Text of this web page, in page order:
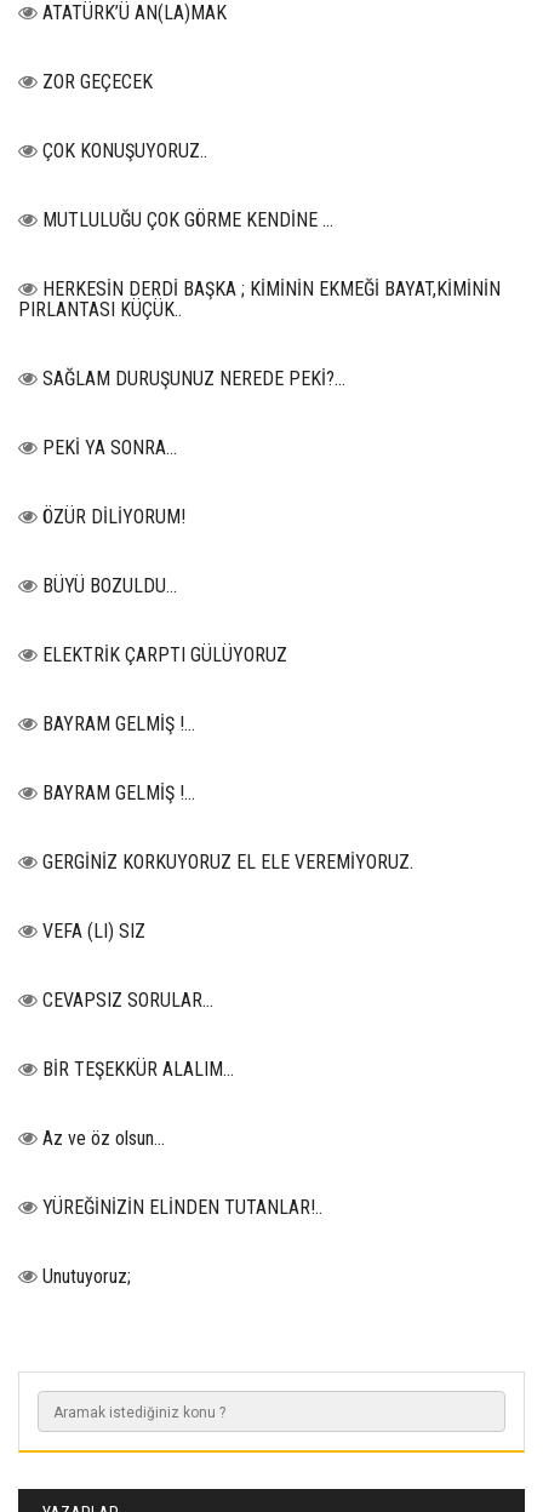
ATATÜRK’Ü AN(LA)MAK
ZOR GEÇECEK
ÇOK KONUŞUYORUZ..
MUTLULUĞU ÇOK GÖRME KENDİNE …
HERKESİN DERDİ BAŞKA ; KİMİNİN EKMEĞİ BAYAT,KİMİNİN
PIRLANTASI KÜÇÜK..
SAĞLAM DURUŞUNUZ NEREDE PEKİ?...
PEKİ YA SONRA…
ÖZÜR DİLİYORUM!
BÜYÜ BOZULDU…
ELEKTRİK ÇARPTI GÜLÜYORUZ
BAYRAM GELMİŞ !...
BAYRAM GELMİŞ !...
GERGİNİZ KORKUYORUZ EL ELE VEREMİYORUZ.
VEFA (LI) SIZ
CEVAPSIZ SORULAR…
BİR TEŞEKKÜR ALALIM...
Az ve öz olsun…
YÜREĞİNİZİN ELİNDEN TUTANLAR!..
Unutuyoruz;